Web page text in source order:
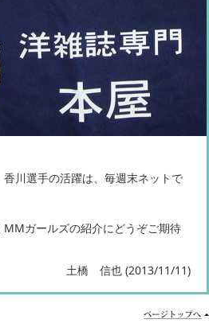
川選手の活躍は、毎週末ネットで
ガールズの紹介にどうぞご期待
土橋 信也 (2013/11/11)